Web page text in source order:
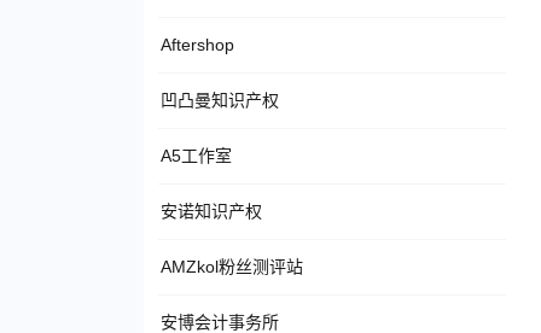
Aftershop
凹凸曼知识产权
A5工作室
安诺知识产权
AMZkol粉丝测评站
安博会计事务所